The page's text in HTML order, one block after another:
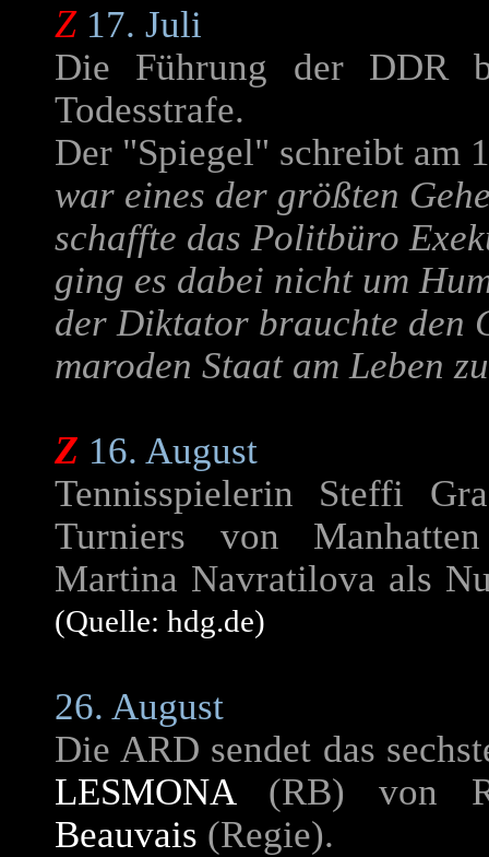
Z 17. Juli
Die Führung der DDR
Todesstrafe.
Der "Spiegel" schreibt am
war eines der größten
schaffte das Politbüro
ging es dabei nicht um
der Diktator brauchte den
maroden Staat am Leben
Z 16. August
Tennisspielerin Steffi
Turniers von
Martina Navratilova als
(Quelle: hdg.de)
26. August
Die ARD sendet das
LESMONA(RB) von
Beauvais (Regie).